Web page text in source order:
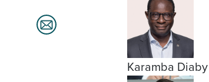
Karamba Diaby